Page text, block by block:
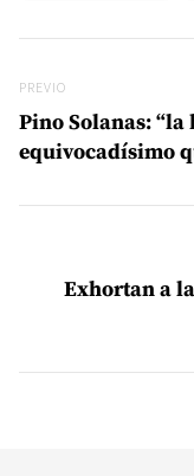
Previo
PREVIO
Pino Solanas:
equivocadísimo
Exhortan a